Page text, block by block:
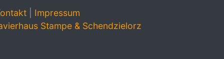
| Impressum
Stampe & Schendzielorz